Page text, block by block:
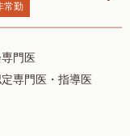
常勤
門医
専門医・指導医